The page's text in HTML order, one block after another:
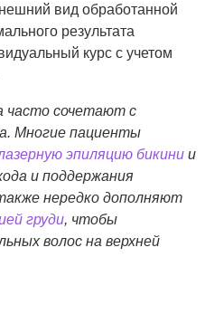
вид обработанной
результата
курс с учетом
часто сочетают с
Многие пациенты
эпиляцию бикини и
и поддержания
нередко дополняют
груди, чтобы
волос на верхней